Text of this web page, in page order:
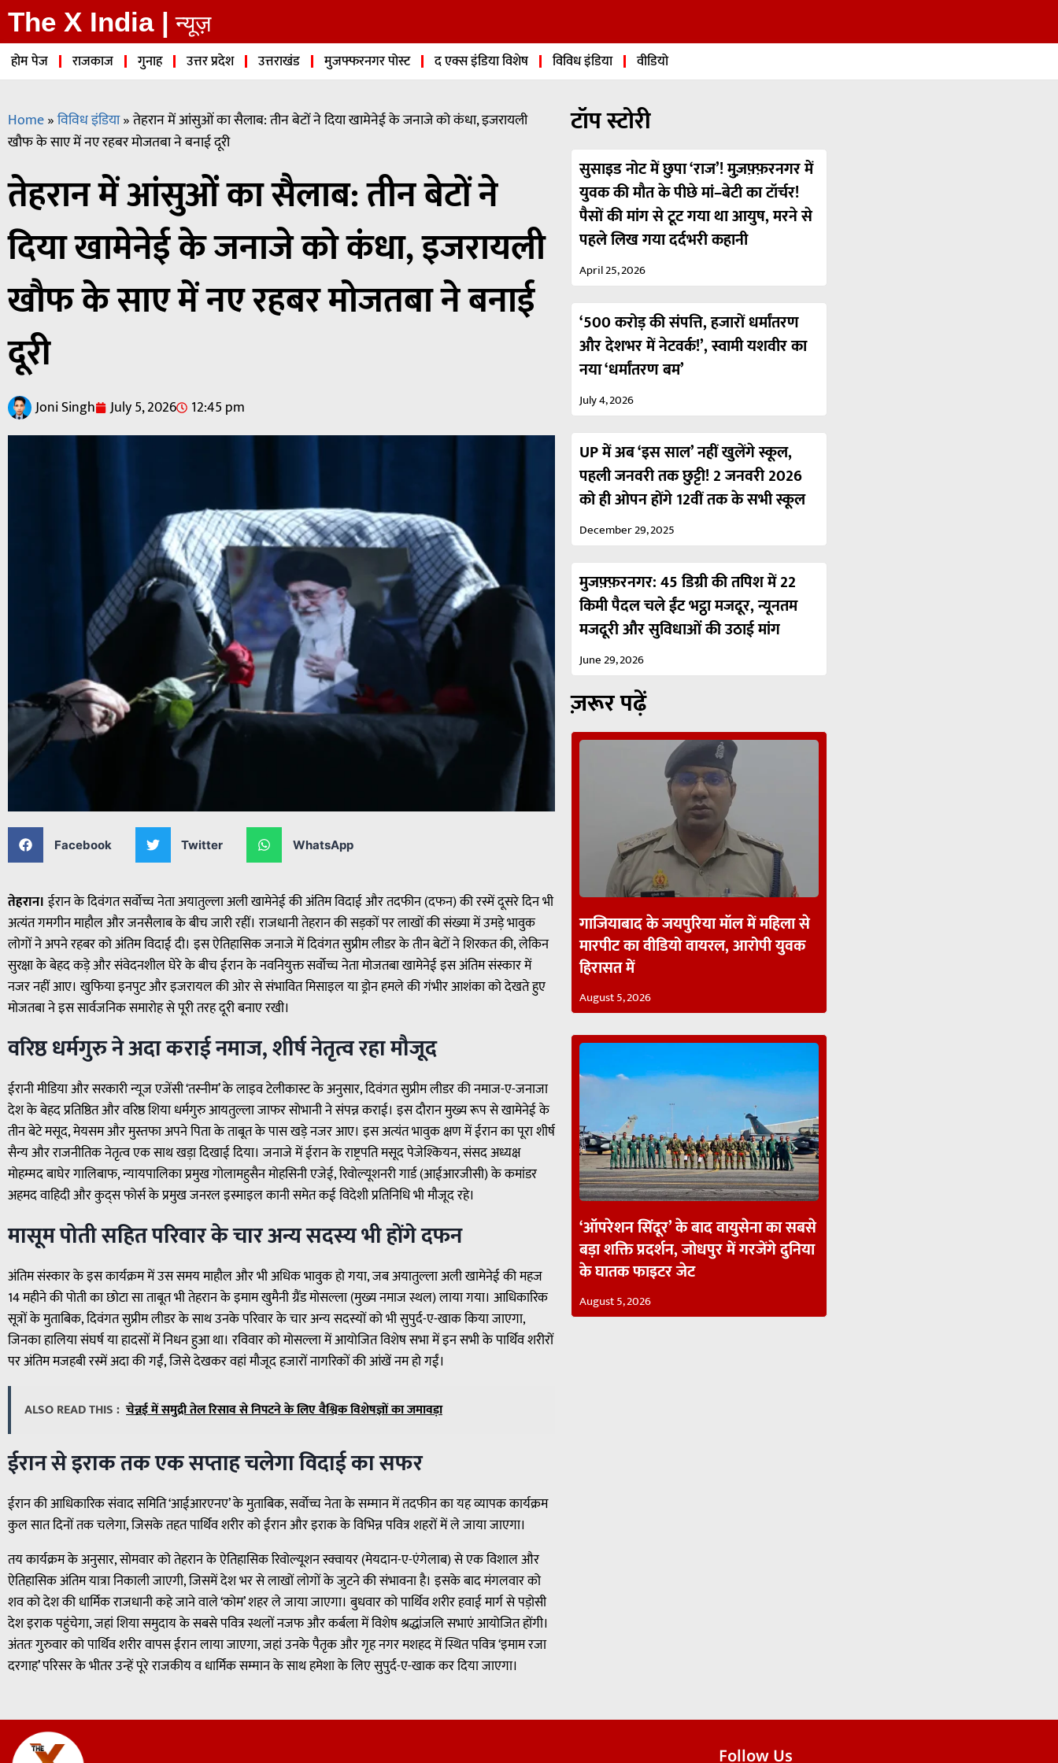
The X India | न्यूज़
होम पेज राजकाज गुनाह उत्तर प्रदेश उत्तराखंड मुजफ्फरनगर पोस्ट द एक्स इंडिया विशेष विविध इंडिया वीडियो
Home»विविध इंडिया»तेहरान में आंसुओं का सैलाब: तीन बेटों ने दिया खामेनेई के जनाजे को कंधा, इजरायली
खौफ के साए में नए रहबर मोजतबा ने बनाई दूरी
तेहरान में आंसुओं का सैलाब: तीन बेटों ने
दिया खामेनेई के जनाजे को कंधा, इजरायली
खौफ के साए में नए रहबर मोजतबा ने बनाई
दूरी
Joni Singh July 5, 2026 12:45 pm
Facebook Twitter WhatsApp
तेहरान।ईरान के दिवंगत सर्वोच्च नेता अयातुल्ला अली खामेनेई की अंतिम विदाई और तदफीन (दफन) की रस्में दूसरे दिन भी
अत्यंत गमगीन माहौल और जनसैलाब के बीच जारी रहीं। राजधानी तेहरान की सड़कों पर लाखों की संख्या में उमड़े भावुक
लोगों ने अपने रहबर को अंतिम विदाई दी। इस ऐतिहासिक जनाजे में दिवंगत सुप्रीम लीडर के तीन बेटों ने शिरकत की, लेकिन
सुरक्षा के बेहद कड़े और संवेदनशील घेरे के बीच ईरान के नवनियुक्त सर्वोच्च नेता मोजतबा खामेनेई इस अंतिम संस्कार में
नजर नहीं आए। खुफिया इनपुट और इजरायल की ओर से संभावित मिसाइल या ड्रोन हमले की गंभीर आशंका को देखते हुए
मोजतबा ने इस सार्वजनिक समारोह से पूरी तरह दूरी बनाए रखी।
वरिष्ठ धर्मगुरु ने अदा कराई नमाज, शीर्ष नेतृत्व रहा मौजूद
ईरानी मीडिया और सरकारी न्यूज एजेंसी ‘तस्नीम’ के लाइव टेलीकास्ट के अनुसार, दिवंगत सुप्रीम लीडर की नमाज-ए-जनाजा
देश के बेहद प्रतिष्ठित और वरिष्ठ शिया धर्मगुरु आयतुल्ला जाफर सोभानी ने संपन्न कराई। इस दौरान मुख्य रूप से खामेनेई के
तीन बेटे मसूद, मेयसम और मुस्तफा अपने पिता के ताबूत के पास खड़े नजर आए। इस अत्यंत भावुक क्षण में ईरान का पूरा शीर्ष
सैन्य और राजनीतिक नेतृत्व एक साथ खड़ा दिखाई दिया। जनाजे में ईरान के राष्ट्रपति मसूद पेजेश्कियन, संसद अध्यक्ष
मोहम्मद बाघेर गालिबाफ, न्यायपालिका प्रमुख गोलामहुसैन मोहसिनी एजेई, रिवोल्यूशनरी गार्ड (आईआरजीसी) के कमांडर
अहमद वाहिदी और कुद्स फोर्स के प्रमुख जनरल इस्माइल कानी समेत कई विदेशी प्रतिनिधि भी मौजूद रहे।
मासूम पोती सहित परिवार के चार अन्य सदस्य भी होंगे दफन
अंतिम संस्कार के इस कार्यक्रम में उस समय माहौल और भी अधिक भावुक हो गया, जब अयातुल्ला अली खामेनेई की महज
14 महीने की पोती का छोटा सा ताबूत भी तेहरान के इमाम खुमैनी ग्रैंड मोसल्ला (मुख्य नमाज स्थल) लाया गया। आधिकारिक
सूत्रों के मुताबिक, दिवंगत सुप्रीम लीडर के साथ उनके परिवार के चार अन्य सदस्यों को भी सुपुर्द-ए-खाक किया जाएगा,
जिनका हालिया संघर्ष या हादसों में निधन हुआ था। रविवार को मोसल्ला में आयोजित विशेष सभा में इन सभी के पार्थिव शरीरों
पर अंतिम मजहबी रस्में अदा की गईं, जिसे देखकर वहां मौजूद हजारों नागरिकों की आंखें नम हो गईं।
ALSO READ THIS : चेन्नई में समुद्री तेल रिसाव से निपटने के लिए वैश्विक विशेषज्ञों का जमावड़ा
ईरान से इराक तक एक सप्ताह चलेगा विदाई का सफर
ईरान की आधिकारिक संवाद समिति ‘आईआरएनए’ के मुताबिक, सर्वोच्च नेता के सम्मान में तदफीन का यह व्यापक कार्यक्रम
कुल सात दिनों तक चलेगा, जिसके तहत पार्थिव शरीर को ईरान और इराक के विभिन्न पवित्र शहरों में ले जाया जाएगा।
तय कार्यक्रम के अनुसार, सोमवार को तेहरान के ऐतिहासिक रिवोल्यूशन स्क्वायर (मेयदान-ए-एंगेलाब) से एक विशाल और
ऐतिहासिक अंतिम यात्रा निकाली जाएगी, जिसमें देश भर से लाखों लोगों के जुटने की संभावना है। इसके बाद मंगलवार को
शव को देश की धार्मिक राजधानी कहे जाने वाले ‘कोम’ शहर ले जाया जाएगा। बुधवार को पार्थिव शरीर हवाई मार्ग से पड़ोसी
देश इराक पहुंचेगा, जहां शिया समुदाय के सबसे पवित्र स्थलों नजफ और कर्बला में विशेष श्रद्धांजलि सभाएं आयोजित होंगी।
अंततः गुरुवार को पार्थिव शरीर वापस ईरान लाया जाएगा, जहां उनके पैतृक और गृह नगर मशहद में स्थित पवित्र ‘इमाम रजा
दरगाह’ परिसर के भीतर उन्हें पूरे राजकीय व धार्मिक सम्मान के साथ हमेशा के लिए सुपुर्द-ए-खाक कर दिया जाएगा।
टॉप स्टोरी
सुसाइड नोट में छुपा ‘राज’! मुज़फ़्फ़रनगर में
युवक की मौत के पीछे मां–बेटी का टॉर्चर!
पैसों की मांग से टूट गया था आयुष, मरने से
पहले लिख गया दर्दभरी कहानी
April 25, 2026
‘500 करोड़ की संपत्ति, हजारों धर्मांतरण
और देशभर में नेटवर्क!’, स्वामी यशवीर का
नया ‘धर्मांतरण बम’
July 4, 2026
UP में अब ‘इस साल’ नहीं खुलेंगे स्कूल,
पहली जनवरी तक छुट्टी! 2 जनवरी 2026
को ही ओपन होंगे 12वीं तक के सभी स्कूल
December 29, 2025
मुजफ़्फ़रनगर: 45 डिग्री की तपिश में 22
किमी पैदल चले ईंट भट्ठा मजदूर, न्यूनतम
मजदूरी और सुविधाओं की उठाई मांग
June 29, 2026
ज़रूर पढ़ें
गाजियाबाद के जयपुरिया मॉल में महिला से
मारपीट का वीडियो वायरल, आरोपी युवक
हिरासत में
August 5, 2026
‘ऑपरेशन सिंदूर’ के बाद वायुसेना का सबसे
बड़ा शक्ति प्रदर्शन, जोधपुर में गरजेंगे दुनिया
के घातक फाइटर जेट
August 5, 2026
Follow Us